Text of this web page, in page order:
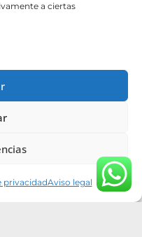
a ciertas
privacidadAviso legal
Pinterest
Auxiliares S.L. 2026 ©
reservados